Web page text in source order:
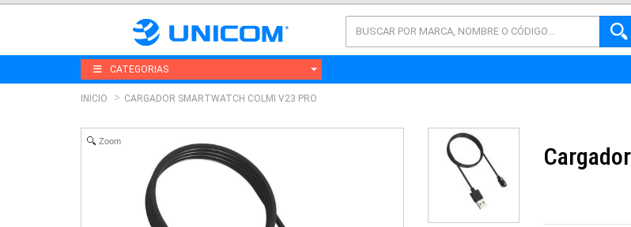
CATEGORIAS
INICIO CARGADOR SMARTWATCH COLMI V23 PRO
Zoom